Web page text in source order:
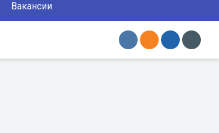
Вакансии